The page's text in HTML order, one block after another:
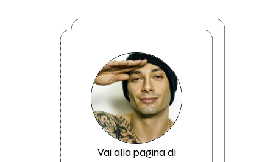
Vai alla pagina di